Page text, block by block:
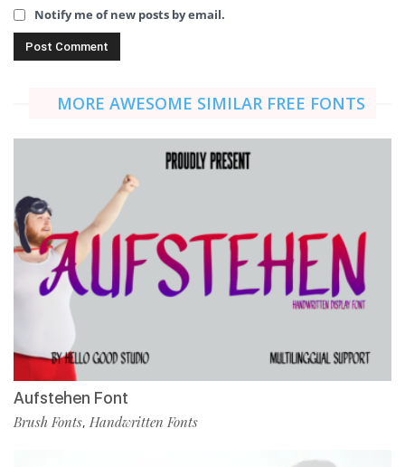
Notify me of new posts by email.
MORE AWESOME SIMILAR FREE FONTS
Aufstehen Font
Brush Fonts, Handwritten Fonts